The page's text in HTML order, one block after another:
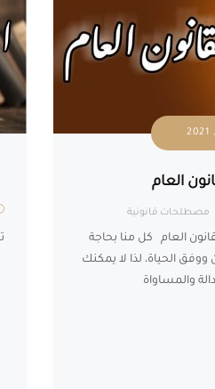
العام
مصطلحات قانونية
العام كل منا بحاجة
الحياة، لذا لا يمكنك
والمساواة